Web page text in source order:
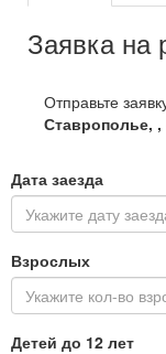
Заявка на
Отправьте
Ставрополье, ,
Дата заезда
Взрослых
Детей до 12 лет